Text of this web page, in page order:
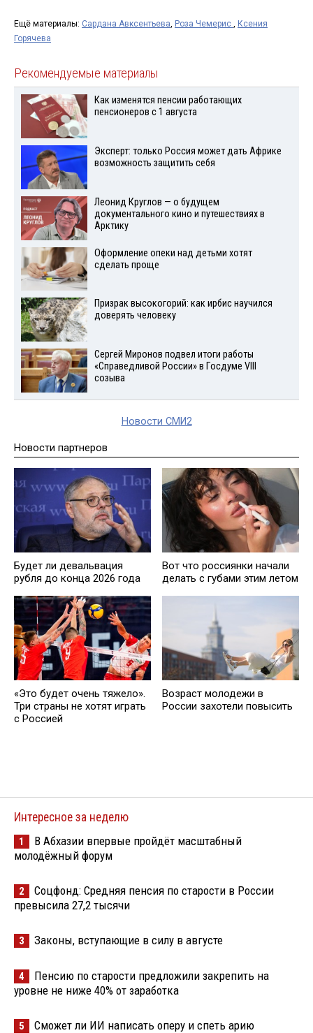
Ещё материалы: Сардана Авксентьева, Роза Чемерис , Ксения
Горячева
Рекомендуемые материалы
Как изменятся пенсии работающих
пенсионеров с 1 августа
Эксперт: только Россия может дать Африке
возможность защитить себя
Леонид Круглов — о будущем
документального кино и путешествиях в
Арктику
Оформление опеки над детьми хотят
сделать проще
Призрак высокогорий: как ирбис научился
доверять человеку
Сергей Миронов подвел итоги работы
«Справедливой России» в Госдуме VIII
созыва
Новости СМИ2
Новости партнеров
Будет ли девальвация
рубля до конца 2026 года
Вот что россиянки начали
делать с губами этим летом
«Это будет очень тяжело».
Три страны не хотят играть
с Россией
Возраст молодежи в
России захотели повысить
Интересное за неделю
1
В Абхазии впервые пройдёт масштабный
молодёжный форум
2
Соцфонд: Средняя пенсия по старости в России
превысила 27,2 тысячи
3 Законы, вступающие в силу в августе
4
Пенсию по старости предложили закрепить на
уровне не ниже 40% от заработка
5 Сможет ли ИИ написать оперу и спеть арию